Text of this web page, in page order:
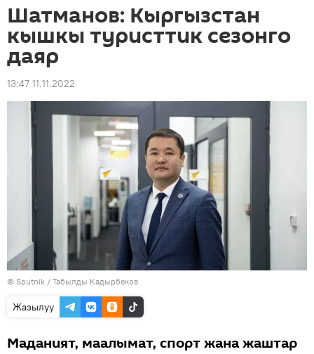
Шатманов: Кыргызстан
кышкы туристтик сезонго
даяр
13:47 11.11.2022
© Sputnik / Табылды Кадырбеков
Жазылуу
Маданият, маалымат, спорт жана жаштар